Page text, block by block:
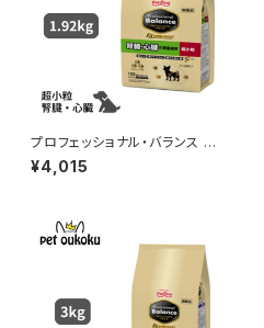
プロフェッショナル・バランス エ
クストラケア 超小粒 腎臓・心
臓の健康維持 1.92kg 490241
¥4,015